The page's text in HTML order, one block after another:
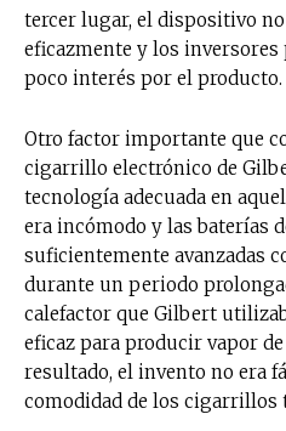
tercer lugar, el dispositivo
eficazmente y los
poco interés por el producto.
Otro factor importante que
cigarrillo electrónico de
tecnología adecuada en
era incómodo y las baterías
suficientemente avanzadas
durante un periodo
calefactor que Gilbert
eficaz para producir vapor
resultado, el invento no era
comodidad de los cigarrillos